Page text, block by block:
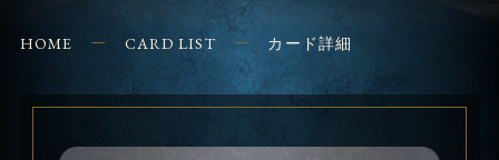
HOME CARD LIST カード詳細